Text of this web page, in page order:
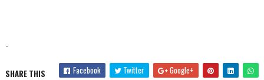
-
SHARE THIS Facebook Twitter Google+